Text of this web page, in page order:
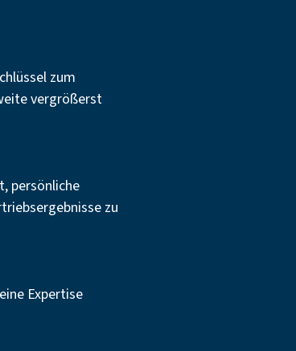
zum
vergrößerst
persönliche
zu
Expertise